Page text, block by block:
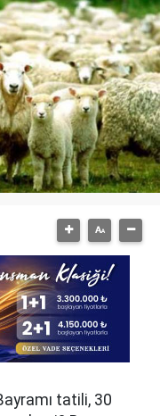
tatili, 30